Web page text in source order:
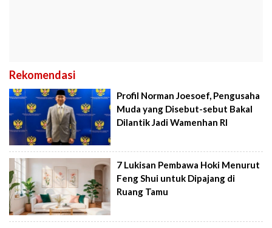
Rekomendasi
Profil Norman Joesoef, Pengusaha
Muda yang Disebut-sebut Bakal
Dilantik Jadi Wamenhan RI
7 Lukisan Pembawa Hoki Menurut
Feng Shui untuk Dipajang di
Ruang Tamu